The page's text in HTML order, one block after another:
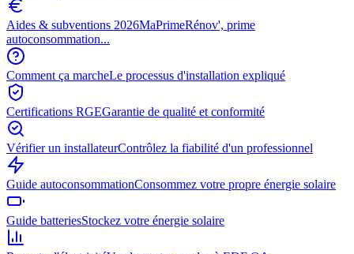
Aides & subventions 2026MaPrimeRénov', prime
autoconsommation...
Comment ça marcheLe processus d'installation expliqué
Certifications RGEGarantie de qualité et conformité
Vérifier un installateurContrôlez la fiabilité d'un professionnel
Guide autoconsommationConsommez votre propre énergie solaire
Guide batteriesStockez votre énergie solaire